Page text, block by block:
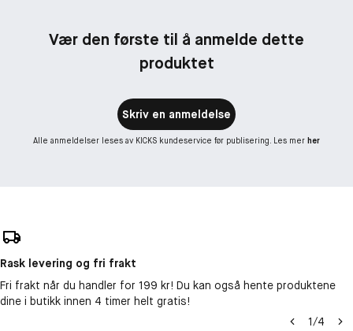
Vær den første til å anmelde dette
produktet
Skriv en anmeldelse
Alle anmeldelser leses av KICKS kundeservice før publisering. Les mer her
Rask levering og fri frakt
Fri frakt når du handler for 199 kr! Du kan også hente produktene
dine i butikk innen 4 timer helt gratis!
1/4